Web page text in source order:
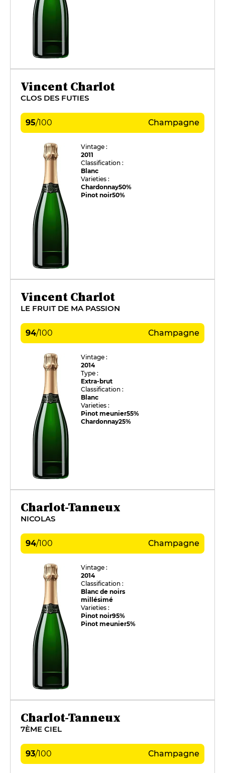
Vincent Charlot
CLOS DES FUTIES
95/100 Champagne
Vintage :
2011
Classification :
Blanc
Varieties :
Chardonnay50%
Pinot noir50%
Vincent Charlot
LE FRUIT DE MA PASSION
94/100 Champagne
Vintage :
2014
Type :
Extra-brut
Classification :
Blanc
Varieties :
Pinot meunier55%
Chardonnay25%
Charlot-Tanneux
NICOLAS
94/100 Champagne
Vintage :
2014
Classification :
Blanc de noirs
millésimé
Varieties :
Pinot noir95%
Pinot meunier5%
Charlot-Tanneux
7ÈME CIEL
93/100 Champagne